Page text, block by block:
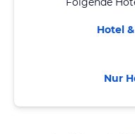
Hotel
Nur